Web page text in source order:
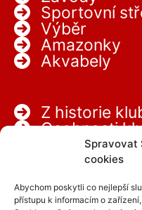
Spravovat
cookies
Abychom poskytli co nejlepší
přístupu k informacím o
Sportovní
Výběr
Amazonky
Akvabely
Z historie
Osobnosti
Partneři
Kariéra